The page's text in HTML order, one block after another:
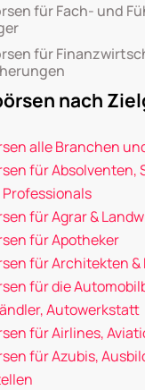
für Fach- und
für
nach
alle Branchen
für Absolventen,
Professionals
für Agrar &
für Apotheker
für Architekten
für die
Autowerkstatt
für Airlines,
für Azubis,